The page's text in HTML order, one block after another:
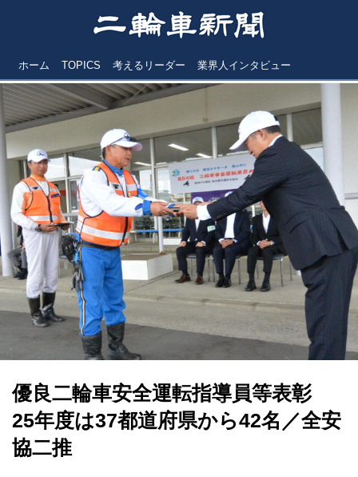
ホーム TOPICS 考えるリーダー 業界人インタビュー
優良二輪車安全運転指導員等表彰
25年度は37都道府県から42名／全安
協二推